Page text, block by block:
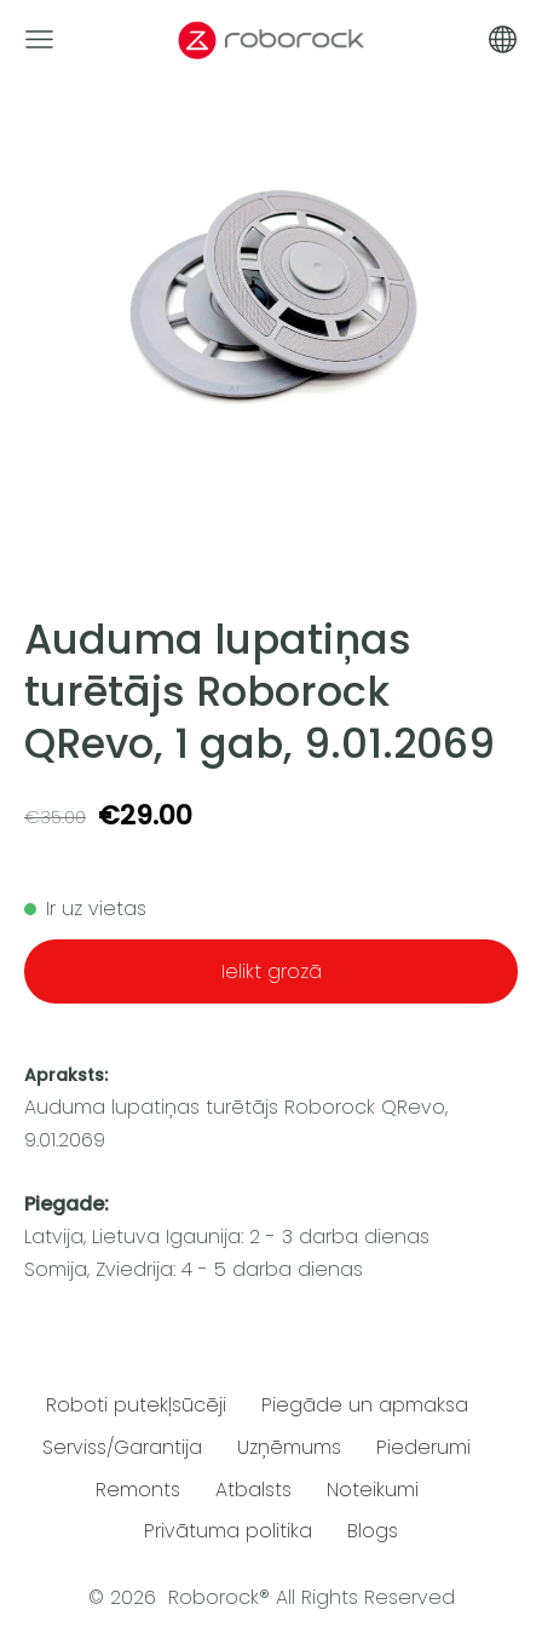
Auduma lupatiņas
turētājs Roborock
QRevo, 1 gab, 9.01.2069
€35.00 €29.00
Ir uz vietas
Ielikt grozā
Apraksts:
Auduma lupatiņas turētājs Roborock QRevo,
9.01.2069
Piegade:
Latvija, Lietuva Igaunija: 2 - 3 darba dienas
Somija, Zviedrija: 4 - 5 darba dienas
Roboti putekļsūcēji
Piegāde un apmaksa
Serviss/Garantija
Uzņēmums
Piederumi
Remonts
Atbalsts
Noteikumi
Privātuma politika
Blogs
© 2026 Roborock® All Rights Reserved